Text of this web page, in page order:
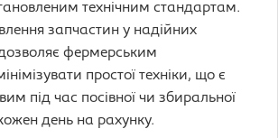
технічним стандартам.
запчастин у надійних
фермерським
простої техніки, що є
під час посівної чи збиральної
день на рахунку.